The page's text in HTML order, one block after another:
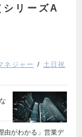
リーズA
ネジャー
土日祝
由がわかる」営業デ